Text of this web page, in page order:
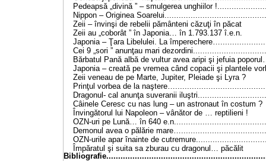
Pedeapsă „divină ” – smulgerea unghiilor
Nippon – Originea
Zeii – învinşi de rebelii pământeni căzuţi
Zeii au „coborât ” în Japonia… în
Japonia – Ţara Libelulei. La
Cei 9 „sori ” anunţau mari
Bărbatul Pană albă de vultur avea aripi şi
Japonia – creată pe vremea când copacii şi
Zeii veneau de pe Marte, Jupiter, Pleiade
Prinţul vorbea de la
Dragonul- cal anunţa suveranii
Câinele Ceresc cu nas lung – un astronaut în
Învingătorul lui Napoleon – vânător de …
OZN-uri pe Lună… în 640
Demonul avea o pălărie
OZN-urile apar înainte de
Împăratul şi suita sa zburau cu